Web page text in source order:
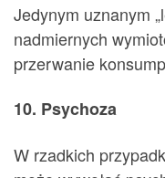
Jedynym uznanym
nadmiernych
przerwanie
10. Psychoza
W rzadkich